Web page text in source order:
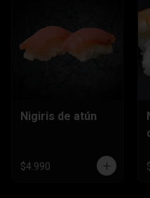
Nigiris de atún
$4.990